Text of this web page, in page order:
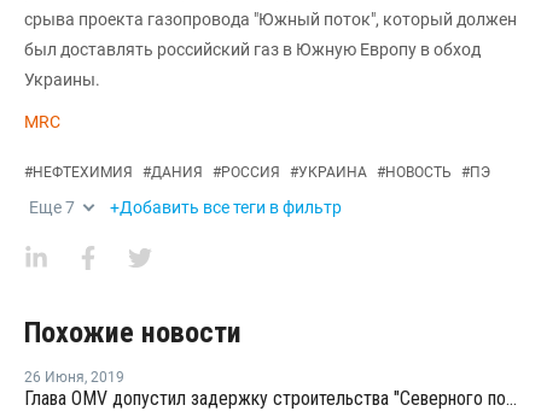
срыва проекта газопровода "Южный поток", который должен
был доставлять российский газ в Южную Европу в обход
Украины.
MRC
#НЕФТЕХИМИЯ #ДАНИЯ #РОССИЯ #УКРАИНА #НОВОСТЬ #ПЭ
Еще7 +Добавить все теги в фильтр
Похожие новости
26 Июня, 2019
Глава OMV допустил задержку строительства "Северного потока 2" из-за позиции Дании